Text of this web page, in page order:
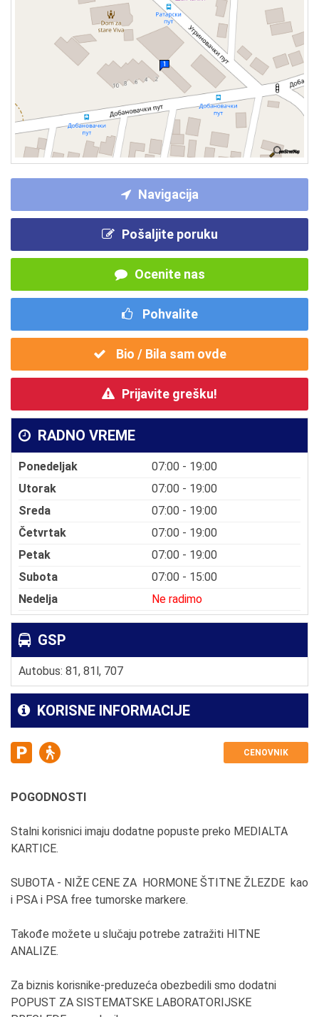
Navigacija
Pošaljite poruku
Ocenite nas
Pohvalite
Bio / Bila sam ovde
Prijavite grešku!
RADNO VREME
Ponedeljak
07:00 - 19:00
Utorak
07:00 - 19:00
Sreda
07:00 - 19:00
Četvrtak
07:00 - 19:00
Petak
07:00 - 19:00
Subota
07:00 - 15:00
Nedelja
Ne radimo
GSP
Autobus: 81, 81l, 707
KORISNE INFORMACIJE
CENOVNIK
POGODNOSTI
Stalni korisnici imaju dodatne popuste preko MEDIALTA
KARTICE.
SUBOTA - NIŽE CENE ZA HORMONE ŠTITNE ŽLEZDE kao
i PSA i PSA free tumorske markere.
Takođe možete u slučaju potrebe zatražiti HITNE
ANALIZE.
Za biznis korisnike-preduzeća obezbedili smo dodatni
POPUST ZA SISTEMATSKE LABORATORIJSKE